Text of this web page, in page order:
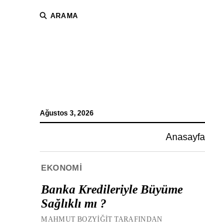
ARAMA
Ağustos 3, 2026
Anasayfa
EKONOMI
Banka Kredileriyle Büyüme
Sağlıklı mı ?
MAHMUT BOZYIĞIT TARAFINDAN